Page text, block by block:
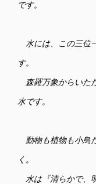
です。
⽔には、この三位
す。
森羅万象からいた
⽔です。
動物も植物も⼩⿃
く。
⽔は『清らかで、